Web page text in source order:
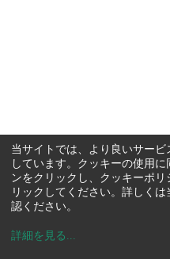
当サイトでは、より良いサー
しています。クッキーの使用
ンをクリックし、クッキーポ
リックしてください。詳しくは
認ください。
詳細を見る ...